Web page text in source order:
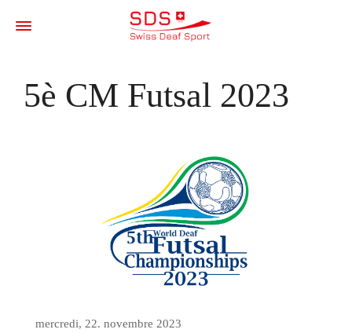
5è CM Futsal 2023
mercredi, 22. novembre 2023